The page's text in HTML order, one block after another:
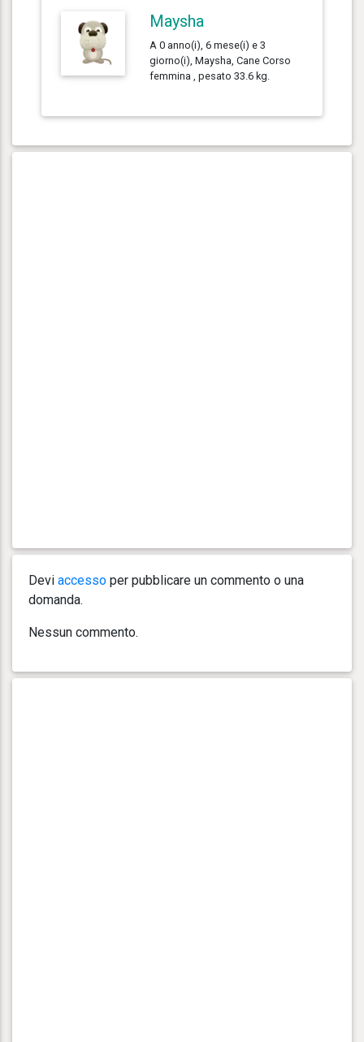
Maysha
A 0 anno(i), 6 mese(i) e 3
giorno(i), Maysha, Cane Corso
femmina , pesato 33.6 kg.
Devi accesso per pubblicare un commento o una
domanda.
Nessun commento.